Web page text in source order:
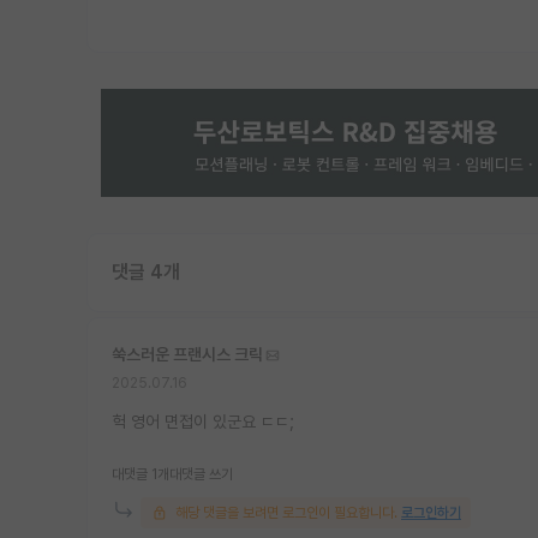
댓글 4개
쑥스러운 프랜시스 크릭
헉 영어 면접이 있군요 ㄷㄷ;
대댓글 1개 대댓글 쓰기
해당 댓글을 보려면 로그인이 필요합니다. 로그인하기